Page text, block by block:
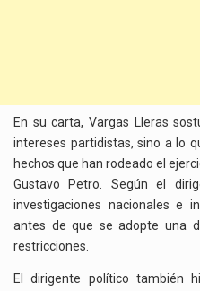
En su carta, Vargas Lleras
intereses partidistas, sino a lo
hechos que han rodeado el
Gustavo Petro. Según el
investigaciones nacionales e
antes de que se adopte una
restricciones.
El dirigente político también